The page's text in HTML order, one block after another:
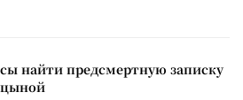
найти предсмертную записку